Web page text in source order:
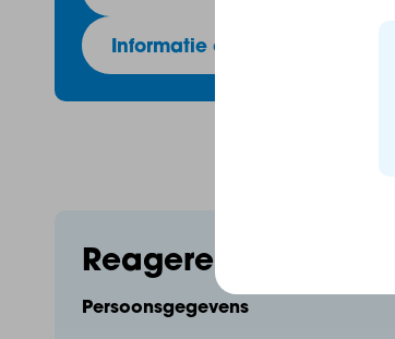
Informatie over hypotheken
Reageren op dit huis
Persoonsgegevens